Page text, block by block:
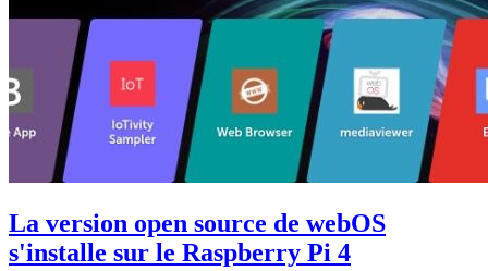
La version open source de webOS
s'installe sur le Raspberry Pi 4